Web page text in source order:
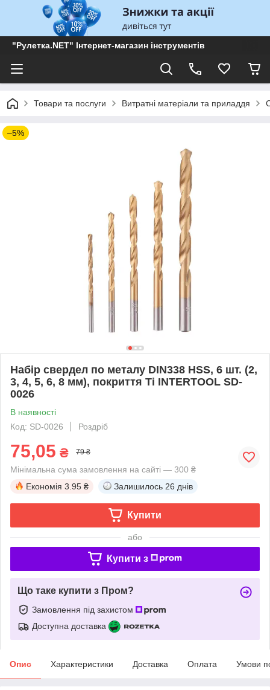
"Рулетка.NET" Інтернет-магазин інструментів
Товари та послуги Витратні матеріали та приладдя
–5%
Набір свердел по металу DIN338 HSS, 6 шт. (2,
3, 4, 5, 6, 8 мм), покриття Ti INTERTOOL SD-
0026
В наявності
Код: SD-0026
Роздріб
75,05 ₴ 79 ₴
Мінімальна сума замовлення на сайті — 300 ₴
Економія 3.95 ₴ Залишилось 26 днів
Купити
або
Купити з
Що таке купити з Пром?
Замовлення під захистом
Доступна доставка
Опис Характеристики Доставка Оплата Умови